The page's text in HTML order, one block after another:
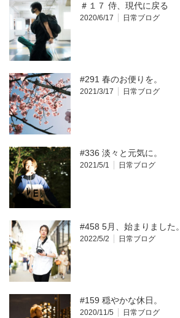
＃１７ 侍、現代に戻る
2020/6/17 日常ブログ
#291 春のお便りを。
2021/3/17 日常ブログ
#336 淡々と元気に。
2021/5/1 日常ブログ
#458 5月、始まりました。
2022/5/2 日常ブログ
#159 穏やかな休日。
2020/11/5 日常ブログ